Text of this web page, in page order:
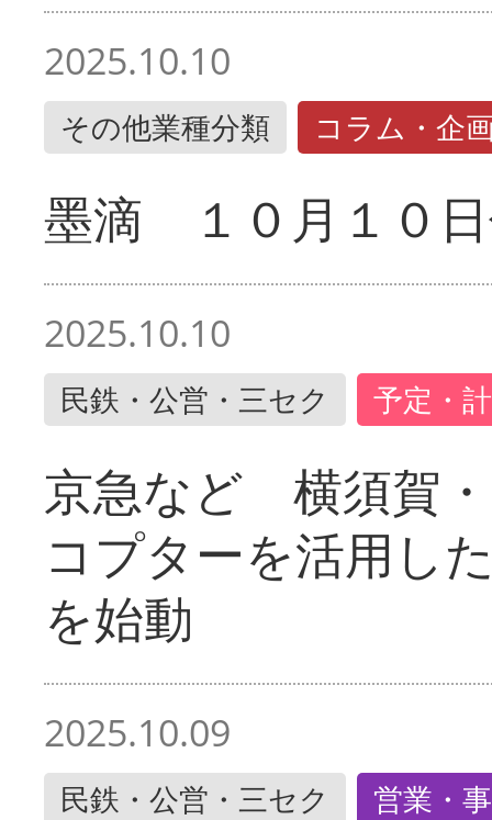
2025.10.10
その他業種分類 コラム・企
墨滴 １０月１０
2025.10.10
民鉄・公営・三セク 予定・
京急など 横須賀
コプターを活用し
を始動
2025.10.09
民鉄・公営・三セク 営業・